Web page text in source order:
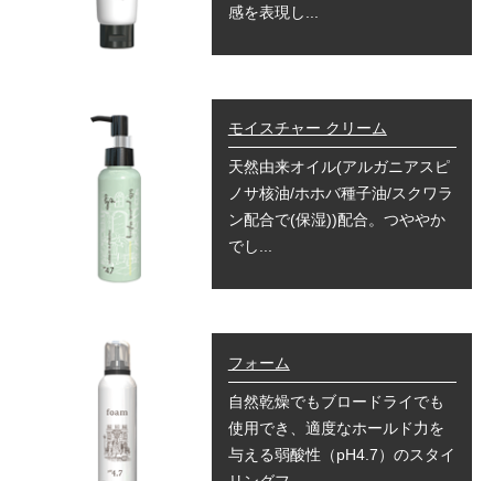
感を表現し...
モイスチャー クリーム
天然由来オイル(アルガニアスピ
ノサ核油/ホホバ種子油/スクワラ
ン配合で(保湿))配合。つややか
でし...
フォーム
自然乾燥でもブロードライでも
使用でき、適度なホールド力を
与える弱酸性（pH4.7）のスタイ